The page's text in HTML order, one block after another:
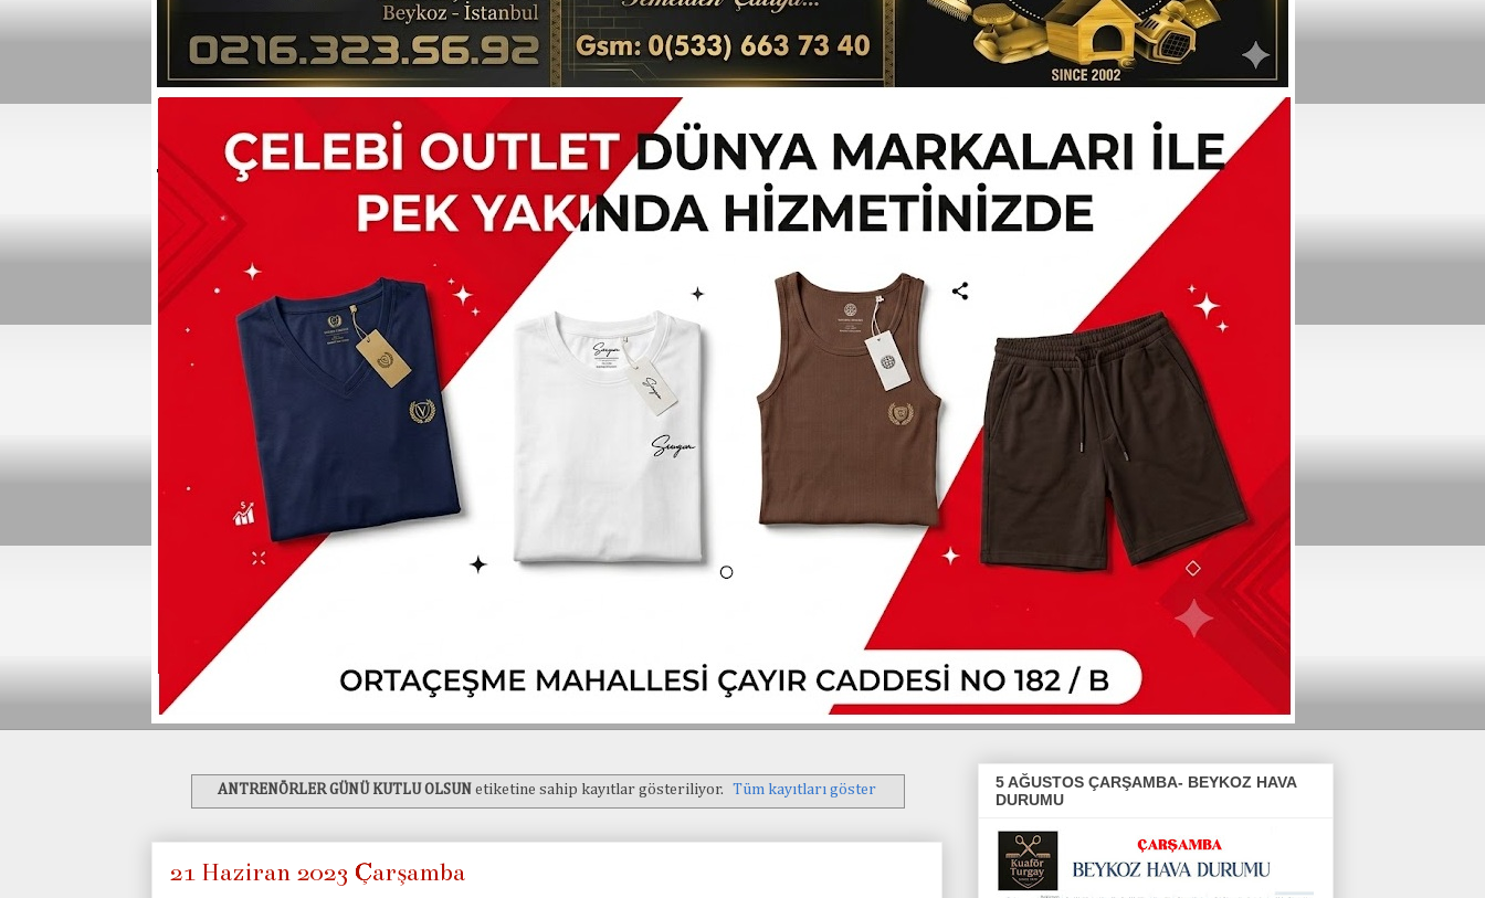
ANTRENÖRLER GÜNÜ KUTLU OLSUN etiketine sahip kayıtlar gösteriliyor. Tüm kayıtları göster
21 Haziran 2023 Çarşamba
5 AĞUSTOS ÇARŞAMBA- BEYKOZ HAVA
DURUMU